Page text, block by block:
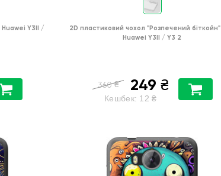
Huawei Y3II /
2D пластиковий чохол "Розпечений біткойн"
Huawei Y3II / Y3 2
360 ₴ 249 ₴
Кешбек: 12 ₴